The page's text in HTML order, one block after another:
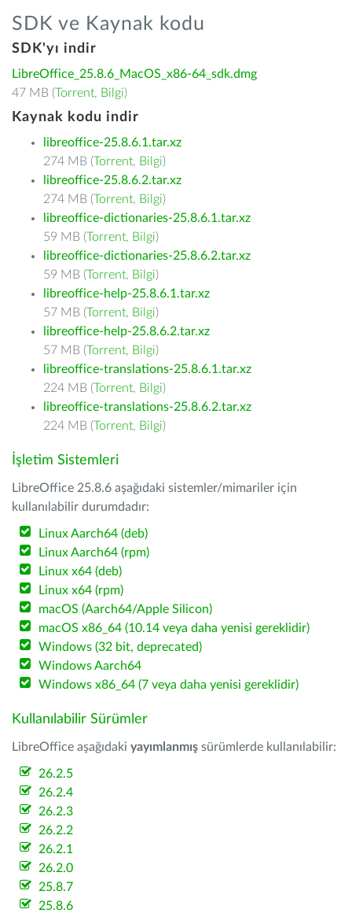
SDK ve Kaynak kodu
SDK'yı indir
LibreOffice_25.8.6_MacOS_x86-64_sdk.dmg
47 MB (Torrent, Bilgi)
Kaynak kodu indir
libreoffice-25.8.6.1.tar.xz
274 MB (Torrent, Bilgi)
libreoffice-25.8.6.2.tar.xz
274 MB (Torrent, Bilgi)
libreoffice-dictionaries-25.8.6.1.tar.xz
59 MB (Torrent, Bilgi)
libreoffice-dictionaries-25.8.6.2.tar.xz
59 MB (Torrent, Bilgi)
libreoffice-help-25.8.6.1.tar.xz
57 MB (Torrent, Bilgi)
libreoffice-help-25.8.6.2.tar.xz
57 MB (Torrent, Bilgi)
libreoffice-translations-25.8.6.1.tar.xz
224 MB (Torrent, Bilgi)
libreoffice-translations-25.8.6.2.tar.xz
224 MB (Torrent, Bilgi)
İşletim Sistemleri
LibreOffice 25.8.6 aşağıdaki sistemler/mimariler için
kullanılabilir durumdadır:
Linux Aarch64 (deb)
Linux Aarch64 (rpm)
Linux x64 (deb)
Linux x64 (rpm)
macOS (Aarch64/Apple Silicon)
macOS x86_64 (10.14 veya daha yenisi gereklidir)
Windows (32 bit, deprecated)
Windows Aarch64
Windows x86_64 (7 veya daha yenisi gereklidir)
Kullanılabilir Sürümler
LibreOffice aşağıdaki yayımlanmış sürümlerde kullanılabilir:
26.2.5
26.2.4
26.2.3
26.2.2
26.2.1
26.2.0
25.8.7
25.8.6